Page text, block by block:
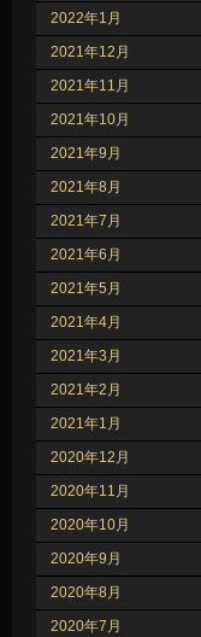
2022年1月
2021年12月
2021年11月
2021年10月
2021年9月
2021年8月
2021年7月
2021年6月
2021年5月
2021年4月
2021年3月
2021年2月
2021年1月
2020年12月
2020年11月
2020年10月
2020年9月
2020年8月
2020年7月